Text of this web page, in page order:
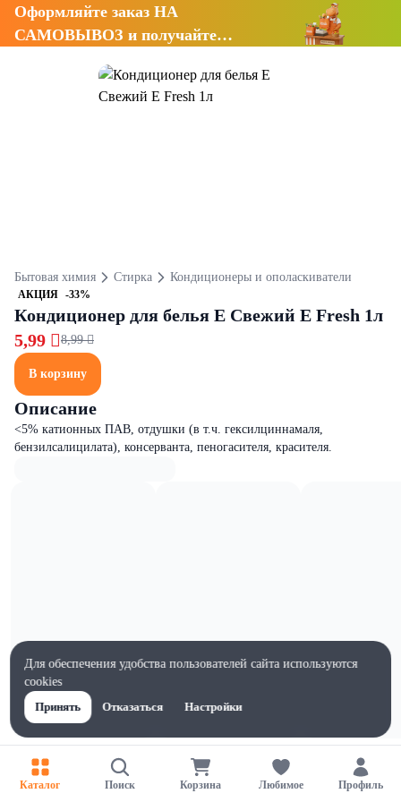
Оформляйте заказ НА
САМОВЫВОЗ и получайте
Бытовая химия Стирка Кондиционеры и ополаскиватели
АКЦИЯ -33%
Кондиционер для белья Е Свежий E Fresh 1л
5,99 8,99 
В корзину
Описание
<5% катионных ПАВ, отдушки (в т.ч. гексилциннамаля,
бензилсалицилата), консерванта, пеногасителя, красителя.
Характеристики
Ширина, мм
94
Каталог Поиск Корзина Любимое Профиль
Для обеспечения удобства пользователей сайта используются
cookies
Принять
Отказаться Настройки